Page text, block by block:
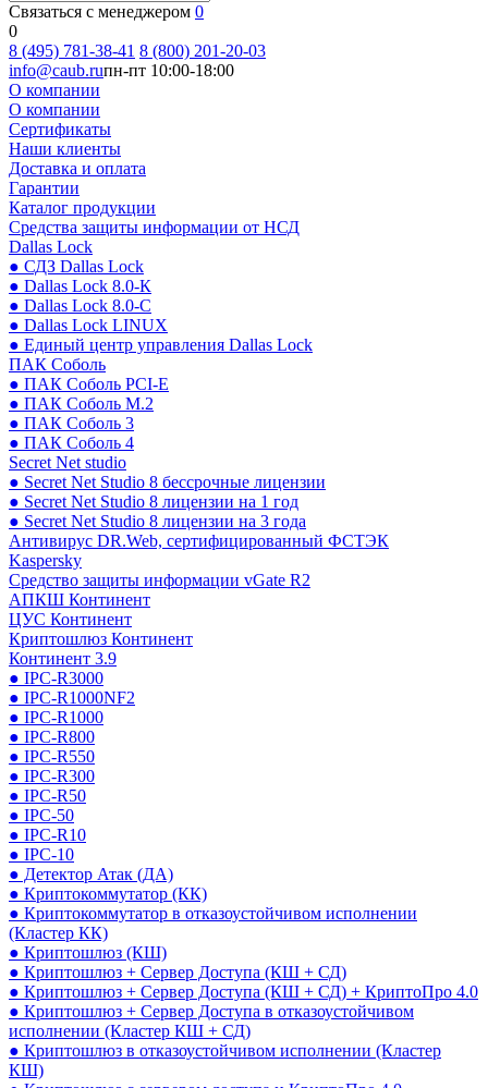
Связаться с менеджером 0
0
8 (495) 781-38-41 8 (800) 201-20-03
info@caub.ruпн-пт 10:00-18:00
О компании
О компании
Сертификаты
Наши клиенты
Доставка и оплата
Гарантии
Каталог продукции
Средства защиты информации от НСД
Dallas Lock
● СДЗ Dallas Lock
● Dallas Lock 8.0-К
● Dallas Lock 8.0-С
● Dallas Lock LINUX
● Единый центр управления Dallas Lock
ПАК Соболь
● ПАК Соболь PCI-E
● ПАК Соболь М.2
● ПАК Соболь 3
● ПАК Соболь 4
Secret Net studio
● Secret Net Studio 8 бессрочные лицензии
● Secret Net Studio 8 лицензии на 1 год
● Secret Net Studio 8 лицензии на 3 года
Антивирус DR.Web, сертифицированный ФСТЭК
Kaspersky
Средство защиты информации vGate R2
АПКШ Континент
ЦУС Континент
Криптошлюз Континент
Континент 3.9
● IPC-R3000
● IPC-R1000NF2
● IPC-R1000
● IPC-R800
● IPC-R550
● IPC-R300
● IPC-R50
● IPC-50
● IPC-R10
● IPC-10
● Детектор Атак (ДА)
● Криптокоммутатор (КК)
● Криптокоммутатор в отказоустойчивом исполнении
(Кластер КК)
● Криптошлюз (КШ)
● Криптошлюз + Сервер Доступа (КШ + СД)
● Криптошлюз + Сервер Доступа (КШ + СД) + КриптоПро 4.0
● Криптошлюз + Сервер Доступа в отказоустойчивом
исполнении (Кластер КШ + СД)
● Криптошлюз в отказоустойчивом исполнении (Кластер
КШ)